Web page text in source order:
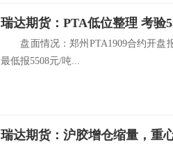
瑞达期货：PTA低位整理 考验
盘面情况：郑州PTA1909合约开盘
最低报5508元/吨...
瑞达期货：沪胶增仓缩量，重